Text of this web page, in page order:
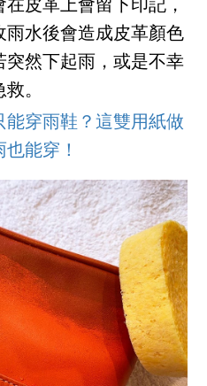
皮革上會留下印記，
雨水後會造成皮革顏色
突然下起雨，或是不幸
。
能穿雨鞋？這雙用紙做
能穿！